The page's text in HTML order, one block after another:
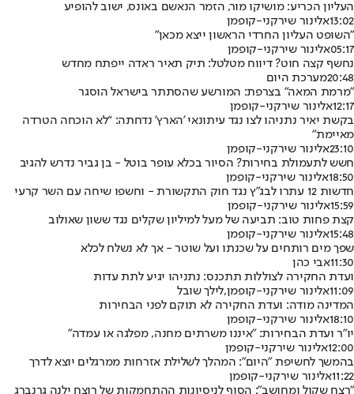
העליון הכריע: מושיקו מור, הזמר הנאשם באונס, ישוב להופיע
13:02אלינור שירקני-קופמן
"השופט העליון החרדי הראשון ייצא מכאן"
05:17אלינור שירקני-קופמן
נחשף קצה חוט? דיווח מטלטל: תיק תאיר ראדה ייפתח מחדש
20:48מערכת היום
"מרמת המאה" בצרפת: המורשע שהסתתר בישראל הוסגר
12:17אלינור שירקני-קופמן
בקשת יאיר נתניהו לצו נגד עיתונאי 'הארץ' נדחתה: “לא הוכחה הטרדה
מאיימת”
23:10אלינור שירקני-קופמן
חשש לתעמולת בחירות? הסיור בכלא עופר בוטל - בן גביר נדרש להגיב
18:50אלינור שירקני-קופמן
חדשות 12 עתרו לבג"ץ נגד חוק התקשורת - וחשפו שיחה עם השר קרעי
15:59אלינור שירקני-קופמן
קצת פחות טוב: תביעה של מעל למיליון שקלים נגד ששון שאולוב
15:48אלינור שירקני-קופמן
שפך מים רותחים על שכנתו ועל שוטר - אך לא נשלח לכלא
11:30אבי כהן
ועדת החקירה לצוללות תתכנס: נתניהו יגיע לתת עדות
11:09אלינור שירקני-קופמן,לילך שובל
המדינה מודה: ועדת החקירה לא תוקם לפני הבחירות
18:10אלינור שירקני-קופמן
יו"ר ועדת הבחירות: "איננו משרתים מחנה, מפלגה או עמדה"
12:00אלינור שירקני-קופמן
בהמשך לחשיפת "היום": המהלך לשלילת אזרחות ממרגלים יוצא לדרך
11:22אלינור שירקני-קופמן
"רצח שקול ומחושב": הסוף לניסיונות ההתחמקות של רוצח ילנה גרנברג